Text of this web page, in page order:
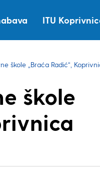
ITU
škole „Braća Radić“,
škole